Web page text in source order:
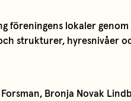
föreningens lokaler
strukturer, hyresnivåer
Bronja Novak